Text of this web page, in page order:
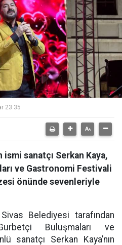
23:35
sanatçı Serkan Kaya,
ve Gastronomi Festivali
önünde sevenleriyle
Belediyesi tarafından
Buluşmaları ve
sanatçı Serkan Kaya’nın